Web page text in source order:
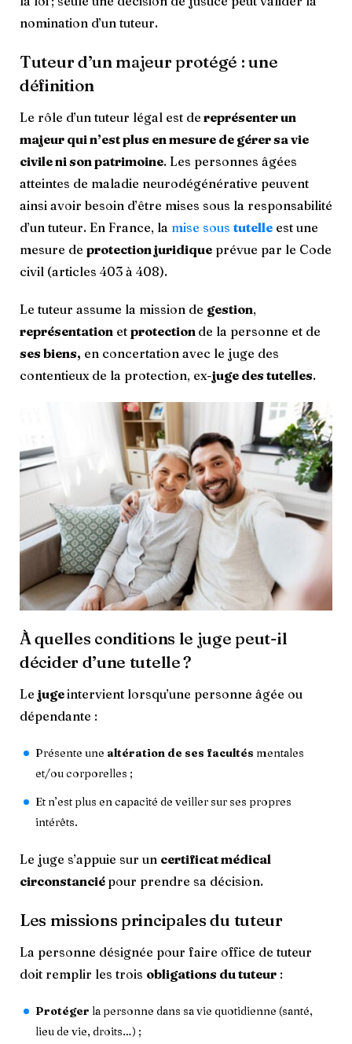
nomination d’un tuteur.
Tuteur d’un majeur protégé : une
définition
Le rôle d’un tuteur légal est de représenter un
majeur qui n’est plus en mesure de gérer sa vie
civile ni son patrimoine. Les personnes âgées
atteintes de maladie neurodégénérative peuvent
ainsi avoir besoin d’être mises sous la responsabilité
d’un tuteur. En France, la mise sous tutelle est une
mesure de protection juridique prévue par le Code
civil (articles 403 à 408).
Le tuteur assume la mission de gestion,
représentation et protection de la personne et de
ses biens, en concertation avec le juge des
contentieux de la protection, ex-juge des tutelles.
À quelles conditions le juge peut-il
décider d’une tutelle ?
Le jugeintervient lorsqu’une personne âgée ou
dépendante :
Présente une altération de ses facultés mentales
et/ou corporelles ;
Et n’est plus en capacité de veiller sur ses propres
intérêts.
Le juge s’appuie sur un certificat médical
circonstancié pour prendre sa décision.
Les missions principales du tuteur
La personne désignée pour faire office de tuteur
doit remplir les trois obligations du tuteur :
Protéger la personne dans sa vie quotidienne (santé,
lieu de vie, droits…) ;